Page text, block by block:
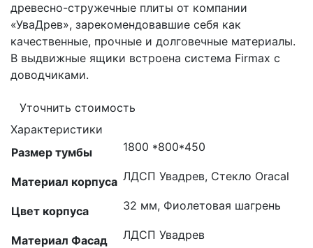
древесно-стружечные плиты от компании
«УваДрев», зарекомендовавшие себя как
качественные, прочные и долговечные материалы.
В выдвижные ящики встроена система Firmax с
доводчиками.
Уточнить стоимость
Характеристики
Размер тумбы
1800 *800*450
Материал корпуса ЛДСП Увадрев, Стекло Oracal
Цвет корпуса 32 мм, Фиолетовая шагрень
Материал Фасад ЛДСП Увадрев